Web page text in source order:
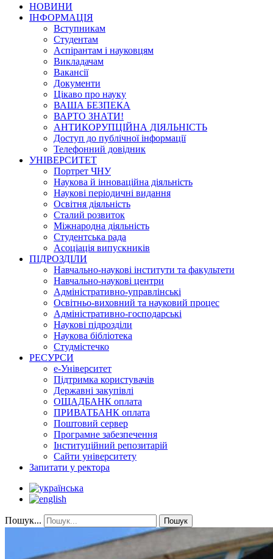
НОВИНИ
ІНФОРМАЦІЯ
Вступникам
Студентам
Аспірантам і науковцям
Викладачам
Вакансії
Документи
Цікаво про науку
ВАША БЕЗПЕКА
ВАРТО ЗНАТИ!
АНТИКОРУПЦІЙНА ДІЯЛЬНІСТЬ
Доступ до публічної інформації
Телефонний довідник
УНІВЕРСИТЕТ
Портрет ЧНУ
Наукова й інноваційна діяльність
Наукові періодичні видання
Освітня діяльність
Сталий розвиток
Міжнародна діяльність
Студентська рада
Асоціація випускників
ПІДРОЗДІЛИ
Навчально-наукові інститути та факультети
Навчально-наукові центри
Адміністративно-управлінські
Освітньо-виховний та науковий процес
Адміністративно-господарські
Наукові підрозділи
Наукова бібліотека
Студмістечко
РЕСУРСИ
е-Університет
Підтримка користувачів
Державні закупівлі
ОЩАДБАНК оплата
ПРИВАТБАНК оплата
Поштовий сервер
Програмне забезпечення
Інституційний репозитарій
Сайти університету
Запитати у ректора
Пошук... Пошук